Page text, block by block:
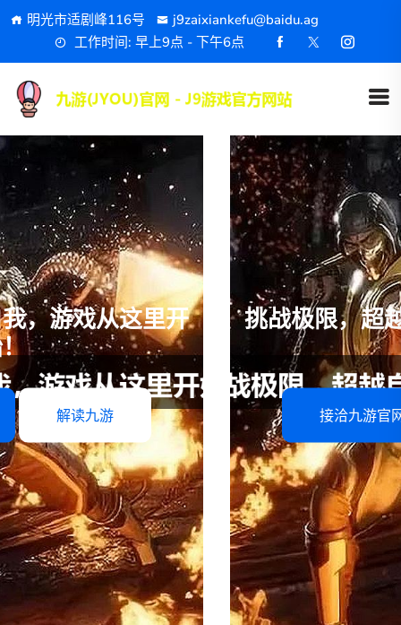
明光市适剧峰116号
j9zaixiankefu@baidu.ag
工作时间: 早上9点 - 下午6点
挑战极限，超越自我，游戏从这里开
始！
接洽九游官网 解读九游